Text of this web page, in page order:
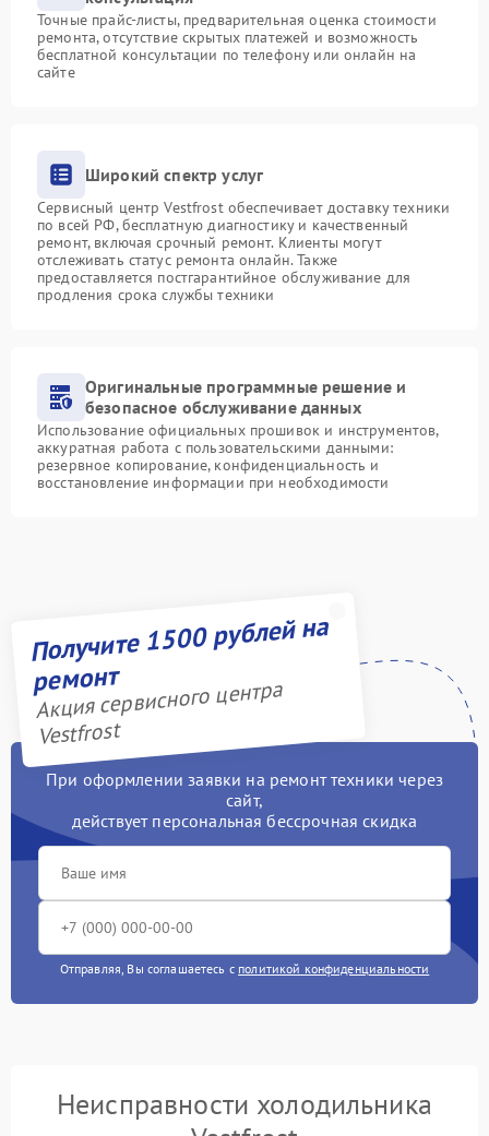
Точные прайс-листы, предварительная оценка стоимости
ремонта, отсутствие скрытых платежей и возможность
бесплатной консультации по телефону или онлайн на
сайте
Широкий спектр услуг
Сервисный центр Vestfrost обеспечивает доставку техники
по всей РФ, бесплатную диагностику и качественный
ремонт, включая срочный ремонт. Клиенты могут
отслеживать статус ремонта онлайн. Также
предоставляется постгарантийное обслуживание для
продления срока службы техники
Оригинальные программные решение и
безопасное обслуживание данных
Использование официальных прошивок и инструментов,
аккуратная работа с пользовательскими данными:
резервное копирование, конфиденциальность и
восстановление информации при необходимости
Получите 1500 рублей на
ремонт
Акция сервисного центра
Vestfrost
При оформлении заявки на ремонт техники через
сайт,
действует персональная бессрочная скидка
Отправляя, Вы соглашаетесь с политикой конфиденциальности
Неисправности холодильника